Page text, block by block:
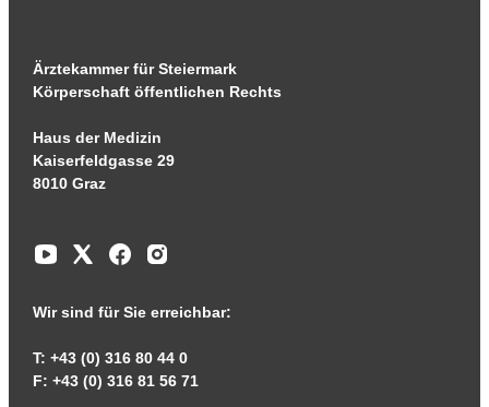
Ärztekammer für Steiermark
Körperschaft öffentlichen Rechts
Haus der Medizin
Kaiserfeldgasse 29
8010 Graz
Wir sind für Sie erreichbar:
T: +43 (0) 316 80 44 0
F: +43 (0) 316 81 56 71